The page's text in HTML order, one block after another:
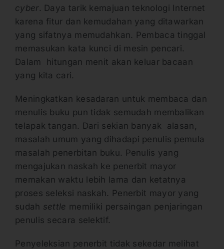
cyber. Daya tarik kemajuan teknologi Internet
karena fitur dan kemudahan yang ditawarkan
yang sifatnya memudahkan. Pembaca tinggal
memasukan kata kunci di mesin pencari.
Dalam hitungan menit akan keluar bacaan
yang kita cari.
Meningkatkan kesadaran untuk membaca dan
menulis buku pun tidak semudah membalikan
telapak tangan. Dari sekian banyak alasan,
masalah umum yang dihadapi penulis pemula
masalah penerbitan buku. Penulis yang
mengajukan naskah ke penerbit mayor
memakan waktu lebih lama dan ketatnya
proses seleksi naskah. Penerbit mayor yang
sudah settle memiliki persaingan penjaringan
penulis secara selektif.
Penyeleksian penerbit tidak sekedar melihat